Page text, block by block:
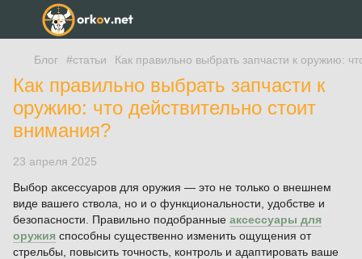
Блог #статьи Как правильно выбрать запчасти к оружию:
Как правильно выбрать запчасти к
оружию: что действительно стоит
внимания?
23 апреля 2025
Выбор аксессуаров для оружия — это не только о внешнем
виде вашего ствола, но и о функциональности, удобстве и
безопасности. Правильно подобранные аксессуары для
оружия способны существенно изменить ощущения от
стрельбы, повысить точность, контроль и адаптировать ваше